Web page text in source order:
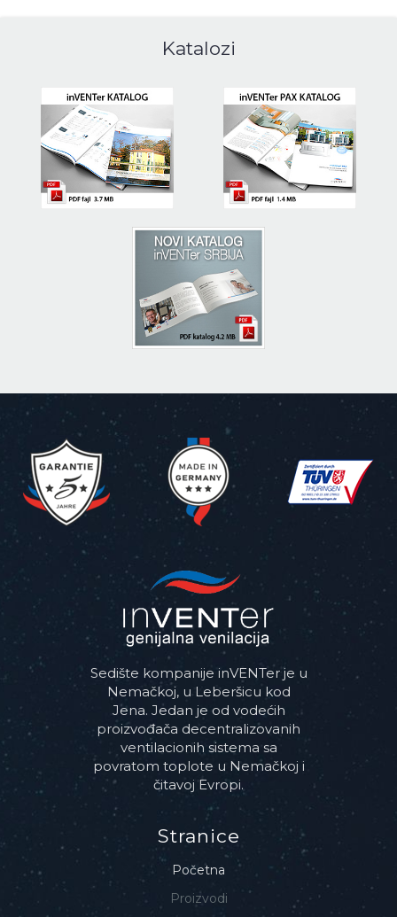
Katalozi
Sedište kompanije inVENTer je u
Nemačkoj, u Leberšicu kod
Jena. Jedan je od vodećih
proizvođača decentralizovanih
ventilacionih sistema sa
povratom toplote u Nemačkoj i
čitavoj Evropi.
Stranice
Početna
Proizvodi